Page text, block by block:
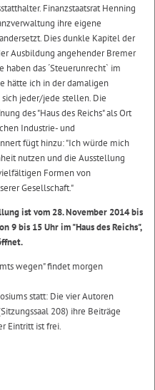
Finanzstaatsrat Henning
ihre eigene
Dies dunkle Kapitel der
Ausbildung angehender Bremer
haben das ´Steuerunrecht` im
hätte ich in der damaligen
jeder/jede stellen. Die
des "Haus des Reichs" als Ort
Industrie- und
fügt hinzu: "Ich würde mich
nutzen und die Ausstellung
Formen von
Gesellschaft."
ist vom 28. November 2014 bis
9 bis 15 Uhr im "Haus des Reichs",
wegen" findet morgen
statt: Die vier Autoren
208) ihre Beiträge
Eintritt ist frei.